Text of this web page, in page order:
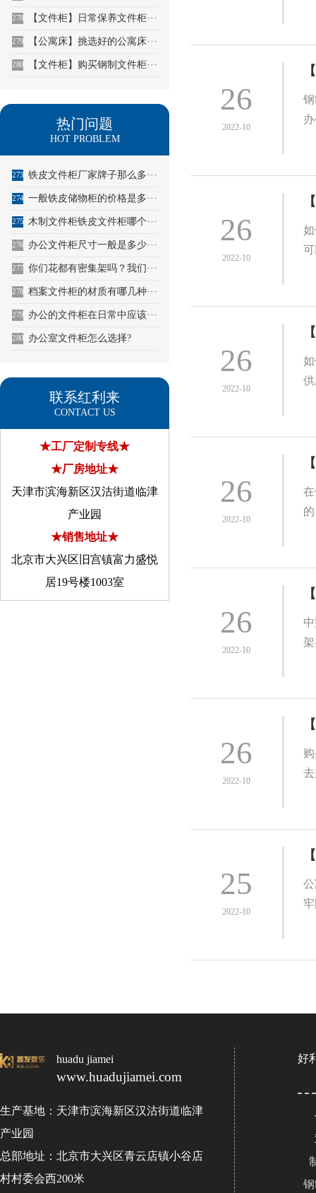
278 【文件柜】日常保养文件柜···
279 【公寓床】挑选好的公寓床···
280 【文件柜】购买钢制文件柜···
热门问题
HOT PROBLEM
273 铁皮文件柜厂家牌子那么多···
274 一般铁皮储物柜的价格是多···
275 木制文件柜铁皮文件柜哪个···
276 办公文件柜尺寸一般是多少···
277 你们花都有密集架吗？我们···
278 档案文件柜的材质有哪几种···
279 办公的文件柜在日常中应该···
280 办公室文件柜怎么选择?
联系红利来
CONTACT US
★工厂定制专线★
★厂房地址★
天津市滨海新区汉沽街道临津
产业园
★销售地址★
北京市大兴区旧宫镇富力盛悦
居19号楼1003室
26
2022-10
26
2022-10
26
2022-10
26
2022-10
26
2022-10
26
2022-10
25
2022-10
huadu jiamei
www.huadujiamei.com
生产基地：天津市滨海新区汉沽街道临津
产业园
总部地址：北京市大兴区青云店镇小谷店
村村委会西200米
好